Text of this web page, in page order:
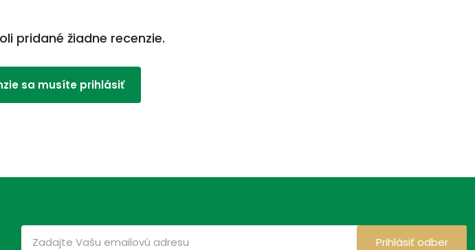
pridané žiadne recenzie.
sa musíte prihlásiť
Prihlásiť odber